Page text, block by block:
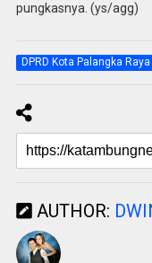
pungkasnya. (ys/agg)
DPRD Kota Palangka Raya
AUTHOR: